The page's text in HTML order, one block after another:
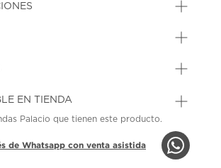
EN TIENDA
Palacio que tienen este producto.
de Whatsapp con venta asistida